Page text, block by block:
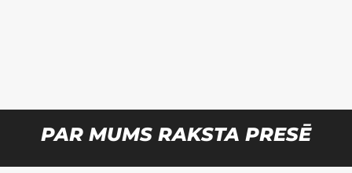
PAR MUMS RAKSTA PRESĒ